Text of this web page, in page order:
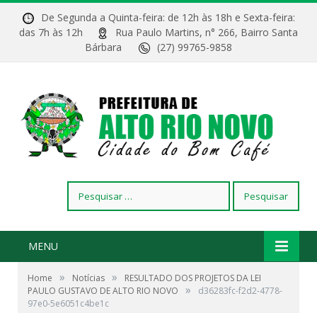
De Segunda a Quinta-feira: de 12h às 18h e Sexta-feira:
das 7h às 12h
Rua Paulo Martins, n° 266, Bairro Santa
Bárbara
(27) 99765-9858
por:
MENU
Home » Notícias »
RESULTADO DOS PROJETOS DA LEI
PAULO GUSTAVO DE ALTO RIO NOVO
»
d36283fc-f2d2-4778-
97e0-5e6051c4be1c